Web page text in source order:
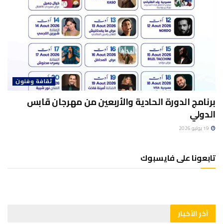
ثقافة وفنون
برنامج الدورة الحادية والأربعين من مهرجان قابس
الدولي
تابعونا على فايسبوك
آخر الأخبار